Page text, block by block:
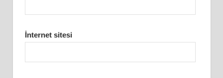
İnternet sitesi